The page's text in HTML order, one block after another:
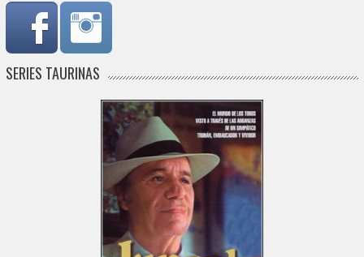
SERIES TAURINAS